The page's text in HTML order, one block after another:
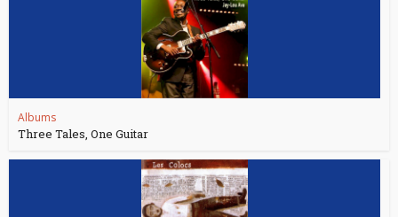
Albums
Three Tales, One Guitar